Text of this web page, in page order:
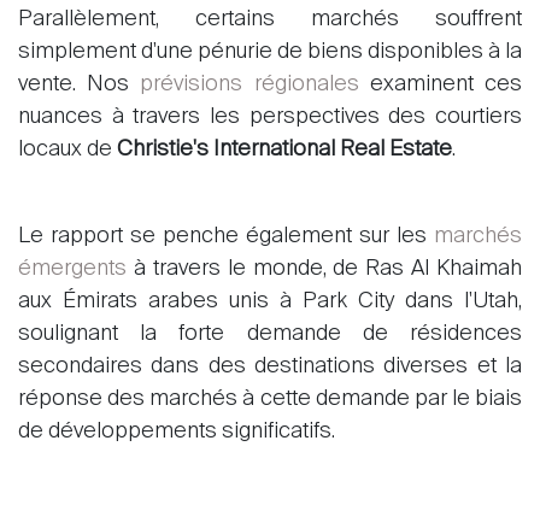
Parallèlement, certains marchés souffrent
simplement d'une pénurie de biens disponibles à la
vente. Nos prévisions régionales examinent ces
nuances à travers les perspectives des courtiers
locaux de Christie's International Real Estate.
Le rapport se penche également sur les marchés
émergents à travers le monde, de Ras Al Khaimah
aux Émirats arabes unis à Park City dans l'Utah,
soulignant la forte demande de résidences
secondaires dans des destinations diverses et la
réponse des marchés à cette demande par le biais
de développements significatifs.